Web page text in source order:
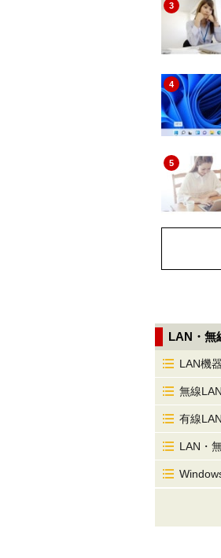
3
4
5
LAN・無
LAN機
無線
有線
LAN・